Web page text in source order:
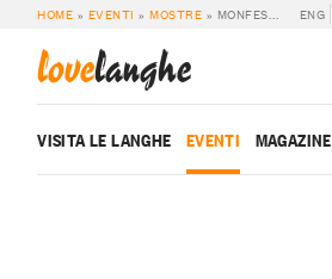
HOME » EVENTI »MOSTRE » MONFEST: ACCADEMIA FILARMONICA ENG
lovelanghe
VISITA LE LANGHE EVENTI MAGAZINE